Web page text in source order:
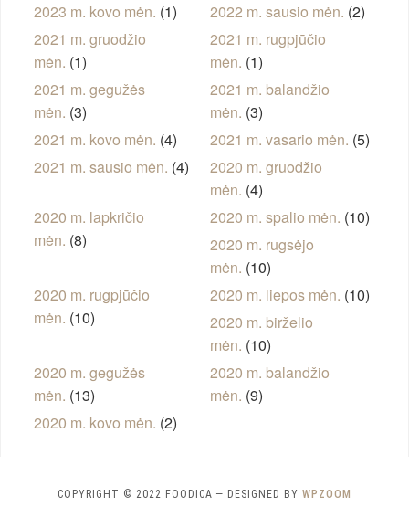
2023 m. kovo mėn. (1) 2022 m. sausio mėn. (2)
2021 m. gruodžio
mėn. (1)
2021 m. rugpjūčio
mėn. (1)
2021 m. gegužės
mėn. (3)
2021 m. balandžio
mėn. (3)
2021 m. kovo mėn. (4) 2021 m. vasario mėn. (5)
2021 m. sausio mėn. (4)
2020 m. gruodžio
mėn. (4)
2020 m. lapkričio
mėn. (8)
2020 m. spalio mėn. (10)
2020 m. rugsėjo
mėn. (10)
2020 m. rugpjūčio
mėn. (10)
2020 m. liepos mėn. (10)
2020 m. birželio
mėn. (10)
2020 m. gegužės
mėn. (13)
2020 m. balandžio
mėn. (9)
2020 m. kovo mėn. (2)
COPYRIGHT © 2022 FOODICA — DESIGNED BY WPZOOM